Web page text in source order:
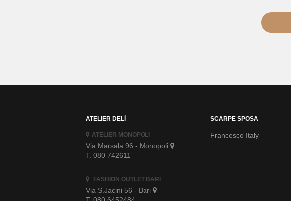
ATELIER DELÌ
ATELIER MONOPOLI
Via Marsala 96 - Monopoli
T. 080 742611
FASHION OUTLET BARI
Via S.Jacini 56 - Bari
SCARPE SPOSA
Francesco Italy